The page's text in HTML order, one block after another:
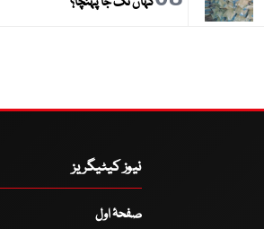
نیوز کیٹیگریز
صفحۂ اول